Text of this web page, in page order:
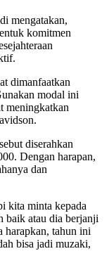
mengatakan,
komitmen
dimanfaatkan
modal ini
meningkatkan
diserahkan
Dengan harapan,
dan
kita minta kepada
baik atau dia berjanji
harapkan, tahun ini
bisa jadi muzaki,